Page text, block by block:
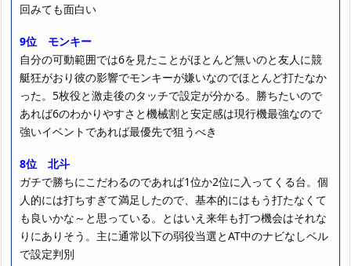
回みても面白い
9位 モンキー
自分の可動範囲では6を見たことがほとんど無いのと友人に競
艇狂がおり彼の影響でモンキーが嫌いなのでほとんど打たなか
った。5枚役と激走後のタッチで設定が分かる。勝ちたいので
あれば6のわかりやすさと機械割と安定感は現行機最強なので
強いイベントであれば最優先で狙うべき
8位 北斗
ガチで勝ちにこだわるのであれば1位か2位に入ってくる台。個
人的には打ちすぎて満足したので、基本的にはもう打たなくて
も良いかな～と思っている。とはいえ来年も打つ機会はそれな
りにありそう。主に通常以下の弱役当選とAT中のナビなしベル
で設定判別